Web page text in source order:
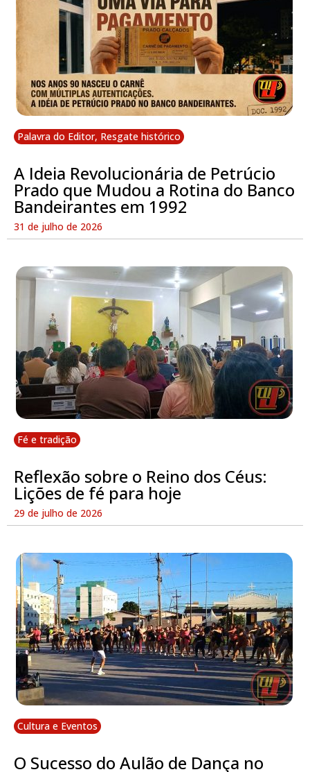
Palavra do Editor, Resgate histórico
A Ideia Revolucionária de Petrúcio
Prado que Mudou a Rotina do Banco
Bandeirantes em 1992
31 de julho de 2026
Fé e tradição
Reflexão sobre o Reino dos Céus:
Lições de fé para hoje
29 de julho de 2026
Cultura e Eventos
O Sucesso do Aulão de Dança no